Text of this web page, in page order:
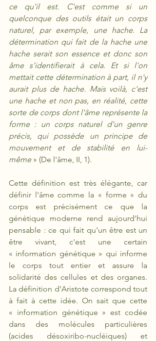
ce qu'il est. C'est comme si un
quelconque des outils était un corps
naturel, par exemple, une hache. La
détermination qui fait de la hache une
hache serait son essence et donc son
âme s'identifierait à cela. Et si l'on
mettait cette détermination à part, il n'y
aurait plus de hache. Mais voilà, c'est
une hache et non pas, en réalité, cette
sorte de corps dont l'âme représente la
forme : un corps naturel d'un genre
précis, qui possède un principe de
mouvement et de stabilité en lui-
même » (De l'âme, II, 1).
Cette définition est très élégante, car
définir l'âme comme la « forme » du
corps
est précisément ce que la
génétique moderne rend aujourd'hui
pensable : ce qui fait qu'un être est un
être vivant, c'est une certain
« information génétique » qui informe
le corps tout entier et assure la
solidarité des cellules et des organes.
La définition d'Aristote correspond tout
à fait à cette idée. On sait que cette
« information génétique » est codée
dans des molécules particulières
(acides désoxiribo-nucléiques) et